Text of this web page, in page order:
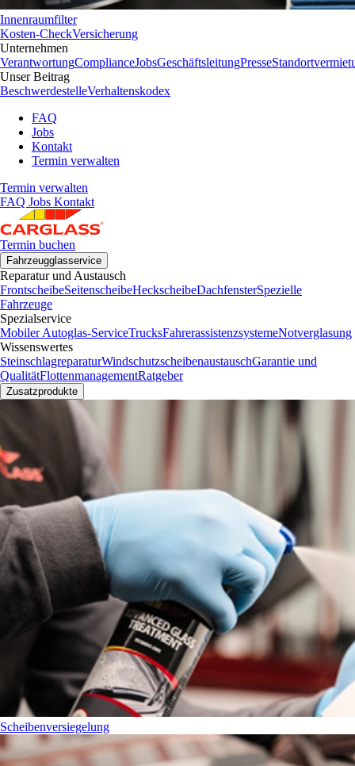
Innenraumfilter
Kosten-CheckVersicherung
Unternehmen
VerantwortungComplianceJobsGeschäftsleitungPresse
Unser Beitrag
BeschwerdestelleVerhaltenskodex
FAQ
Jobs
Kontakt
Termin verwalten
Termin verwalten
FAQ Jobs Kontakt
Termin buchen
Fahrzeugglasservice
Reparatur und Austausch
FrontscheibeSeitenscheibeHeckscheibeDachfensterSpezielle
Fahrzeuge
Spezialservice
Mobiler Autoglas-ServiceTrucksFahrerassistenzsystemeNotverglasung
Wissenswertes
SteinschlagreparaturWindschutzscheibenaustauschGarantie und
QualitätFlottenmanagementRatgeber
Zusatzprodukte
Scheibenversiegelung